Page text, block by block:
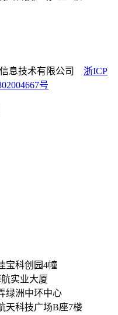
息技术有限公司 浙ICP
号
宝科创园4幢
实业大厦
绿洲中环中心
天科技广场B座7楼